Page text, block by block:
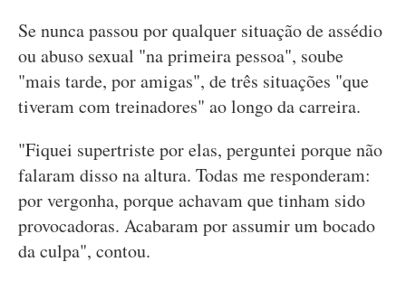
Se nunca passou por qualquer situação de assédio
ou abuso sexual "na primeira pessoa", soube
"mais tarde, por amigas", de três situações "que
tiveram com treinadores" ao longo da carreira.
"Fiquei supertriste por elas, perguntei porque não
falaram disso na altura. Todas me responderam:
por vergonha, porque achavam que tinham sido
provocadoras. Acabaram por assumir um bocado
da culpa", contou.